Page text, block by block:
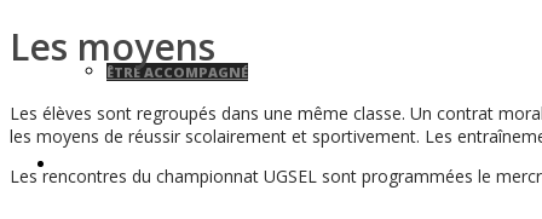
ÊTRE ACCOMPAGNÉ
UN SITE, UNE HISTOIRE
Les moyens
Les élèves sont regroupés dans une même classe. Un contrat
les moyens de réussir scolairement et sportivement. Les
Les rencontres du championnat UGSEL sont programmées le